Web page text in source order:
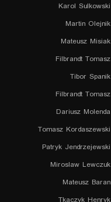
Karol Sulkowski
Martin Olejnik
Mateusz Misiak
Filbrandt Tomasz
Tibor Spanik
Filbrandt Tomasz
Dariusz Molenda
Tomasz Kordaszewski
Patryk Jendrzejewski
Miroslaw Lewczuk
Mateusz Baran